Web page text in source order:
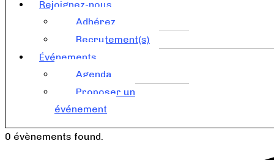
Rejoignez-nous
Adhérez
Recrutement(s)
Événements
Agenda
Proposer un
événement
0 évènements found.